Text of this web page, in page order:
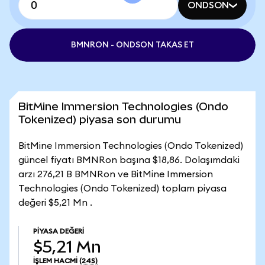
ONDSON
BMNRON - ONDSON TAKAS ET
BitMine Immersion Technologies (Ondo
Tokenized) piyasa son durumu
BitMine Immersion Technologies (Ondo Tokenized)
güncel fiyatı BMNRon başına $18,86. Dolaşımdaki
arzı 276,21 B BMNRon ve BitMine Immersion
Technologies (Ondo Tokenized) toplam piyasa
değeri $5,21 Mn .
PIYASA DEĞERI
$5,21 Mn
İŞLEM HACMI (24S)